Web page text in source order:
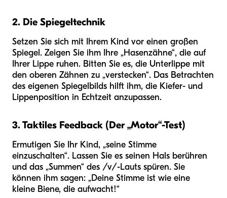
2. Die Spiegeltechnik
Setzen Sie sich mit Ihrem Kind vor einen großen
Spiegel. Zeigen Sie ihm Ihre „Hasenzähne“, die auf
Ihrer Lippe ruhen. Bitten Sie es, die Unterlippe mit
den oberen Zähnen zu „verstecken“. Das Betrachten
des eigenen Spiegelbilds hilft ihm, die Kiefer- und
Lippenposition in Echtzeit anzupassen.
3. Taktiles Feedback (Der „Motor“-Test)
Ermutigen Sie Ihr Kind, „seine Stimme
einzuschalten“. Lassen Sie es seinen Hals berühren
und das „Summen“ des /v/-Lauts spüren. Sie
können ihm sagen: „Deine Stimme ist wie eine
kleine Biene, die aufwacht!“